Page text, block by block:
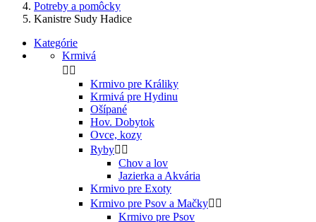
Potreby a pomôcky
Kanistre Sudy Hadice
Kategórie
Krmivá
 
Krmivo pre Králiky
Krmivá pre Hydinu
Ošípané
Hov. Dobytok
Ovce, kozy
Ryby 
Chov a lov
Jazierka a Akvária
Krmivo pre Exoty
Krmivo pre Psov a Mačky 
Krmivo pre Psov